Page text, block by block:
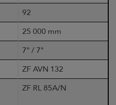
92
25 000 mm
7° / 7°
ZF AVN 132
ZF RL 85A/N